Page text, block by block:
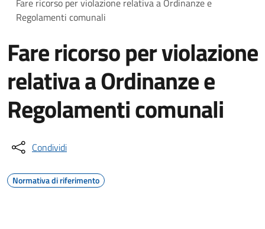
Fare ricorso per violazione relativa a Ordinanze e
Regolamenti comunali
Fare ricorso per violazione
relativa a Ordinanze e
Regolamenti comunali
Condividi
Normativa di riferimento